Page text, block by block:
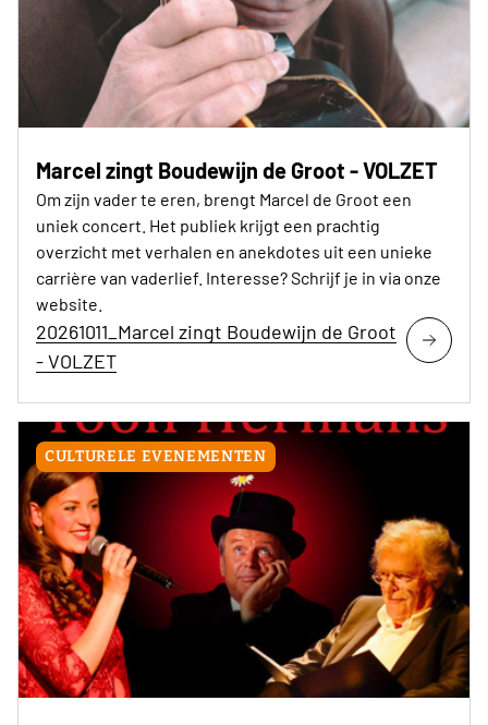
Marcel zingt Boudewijn de Groot - VOLZET
Om zijn vader te eren, brengt Marcel de Groot een
uniek concert. Het publiek krijgt een prachtig
overzicht met verhalen en anekdotes uit een unieke
carrière van vaderlief. Interesse? Schrijf je in via onze
website.
20261011_Marcel zingt Boudewijn de Groot
- VOLZET
CULTURELE EVENEMENTEN